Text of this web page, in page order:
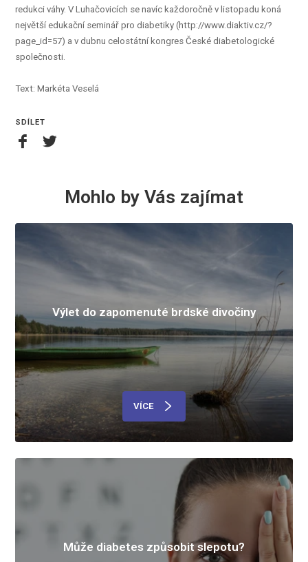
redukci váhy. V Luhačovicích se navíc každoročně v listopadu koná
největší edukační seminář pro diabetiky (http://www.diaktiv.cz/?
page_id=57) a v dubnu celostátní kongres České diabetologické
společnosti.
Text: Markéta Veselá
SDÍLET
Mohlo by Vás zajímat
Výlet do zapomenuté brdské divočiny
VÍCE
Může diabetes způsobit slepotu?